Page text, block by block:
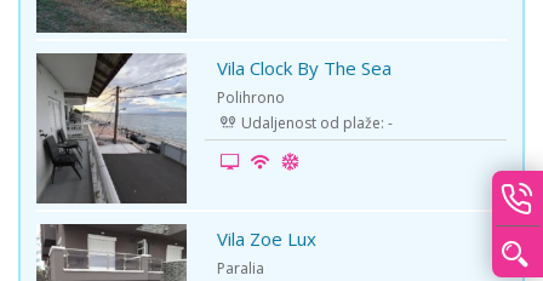
-10% Vila Clock By The Sea
Polihrono
Udaljenost od plaže: -
-5% Vila Zoe Lux
Paralia